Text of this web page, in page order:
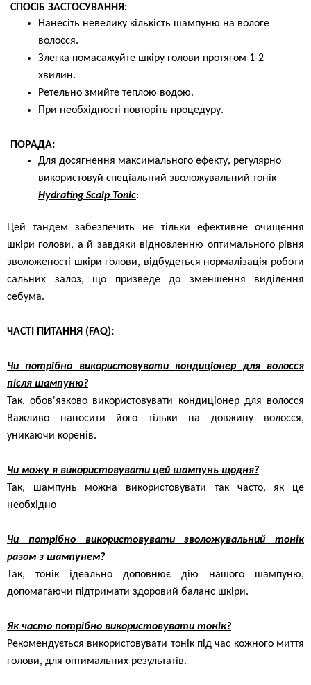
СПОСІБ ЗАСТОСУВАННЯ:
Нанесіть невелику кількість шампуню на вологе
волосся.
Злегка помасажуйте шкіру голови протягом 1-2
хвилин.
Ретельно змийте теплою водою.
При необхідності повторіть процедуру.
ПОРАДА:
Для досягнення максимального ефекту, регулярно
використовуй спеціальний зволожувальний тонік
Hydrating Scalp Tonic:
Цей тандем забезпечить не тільки ефективне очищення
шкіри голови, а й завдяки відновленню оптимального рівня
зволоженості шкіри голови, відбудеться нормалізація роботи
сальних залоз, що призведе до зменшення виділення
себума.
ЧАСТІ ПИТАННЯ (FAQ):
Чи потрібно використовувати кондиціонер для волосся
після шампуню?
Так, обов'язково використовувати кондиціонер для волосся
Важливо наносити його тільки на довжину волосся,
уникаючи коренів.
Чи можу я використовувати цей шампунь щодня?
Так, шампунь можна використовувати так часто, як це
необхідно
Чи потрібно використовувати зволожувальний тонік
разом з шампунем?
Так, тонік ідеально доповнює дію нашого шампуню,
допомагаючи підтримати здоровий баланс шкіри.
Як часто потрібно використовувати тонік?
Рекомендується використовувати тонік під час кожного миття
голови, для оптимальних результатів.